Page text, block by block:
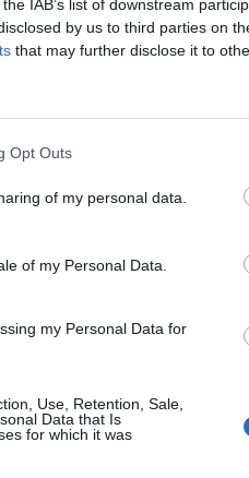
IAB’s list of downstream
by us to third parties on
that may further disclose it to
Opt Outs
of my personal data.
of my Personal Data.
my Personal Data for
Use, Retention, Sale,
Data that Is
for which it was
w Polsce
czerwcu o 0,1 pkt proc. –
samym zakończyła się seria
stopy bezrobocia.